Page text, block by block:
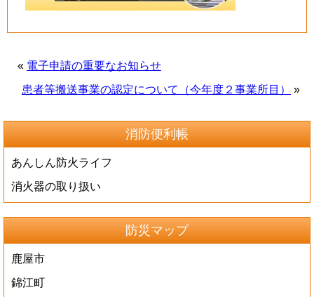
« 電子申請の重要なお知らせ
患者等搬送事業の認定について（今年度２事業所目）
»
消防便利帳
あんしん防火ライフ
消火器の取り扱い
防災マップ
鹿屋市
錦江町